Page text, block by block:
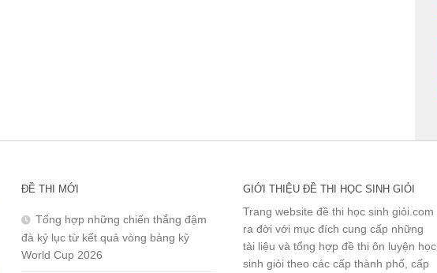
ĐỀ THI MỚI
Tổng hợp những chiến thắng đậm
đà kỷ lục từ kết quả vòng bảng kỳ
World Cup 2026
GIỚI THIỆU ĐỀ THI HỌC SINH GIỎI
Trang website đề thi học sinh giỏi.com
ra đời với mục đích cung cấp những
tài liệu và tổng hợp đề thi ôn luyện học
sinh giỏi theo các cấp thành phố, cấp